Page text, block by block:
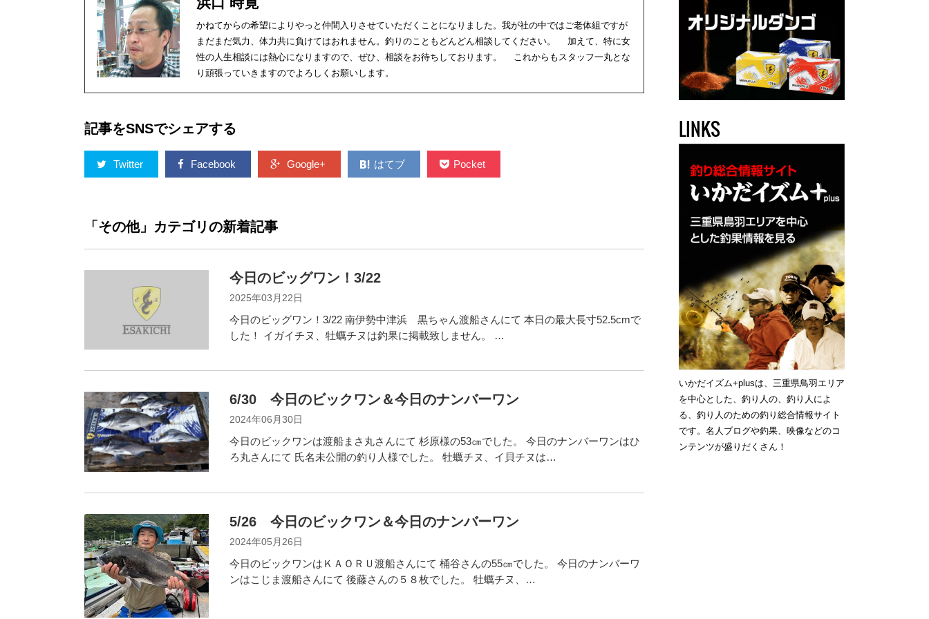
かねてからの希望によりやっと仲間入りさせていただくことになりました。我が社の中ではご老体組ですが
まだまだ気力、体力共に負けてはおれません。釣りのこともどんどん相談してください。 加えて、特に女
性の人生相談には熱心になりますので、ぜひ、相談をお待ちしております。 これからもスタッフ一丸とな
り頑張っていきますのでよろしくお願いします。
記事をSNSでシェアする
Twitter Facebook Google+ はてブ Pocket
「その他」カテゴリの新着記事
今日のビッグワン！3/22
2025年03月22日
今日のビッグワン！3/22 南伊勢中津浜 黒ちゃん渡船さんにて 本日の最大長寸52.5cmで
した！ イガイチヌ、牡蠣チヌは釣果に掲載致しません。 …
6/30 今日のビックワン＆今日のナンバーワン
2024年06月30日
今日のビックワンは渡船まさ丸さんにて 杉原様の53㎝でした。 今日のナンバーワンはひ
ろ丸さんにて 氏名未公開の釣り人様でした。 牡蠣チヌ、イ貝チヌは…
5/26 今日のビックワン＆今日のナンバーワン
2024年05月26日
今日のビックワンはＫＡＯＲＵ渡船さんにて 桶谷さんの55㎝でした。 今日のナンバーワ
ンはこじま渡船さんにて 後藤さんの５８枚でした。 牡蠣チヌ、…
LINKS
いかだイズム+plusは、三重県鳥羽エリア
を中心とした、釣り人の、釣り人によ
る、釣り人のための釣り総合情報サイト
です。名人ブログや釣果、映像などのコ
ンテンツが盛りだくさん！